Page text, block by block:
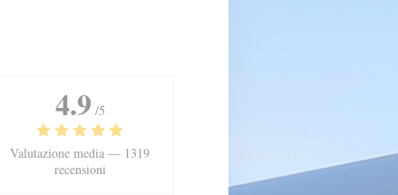
4.9 /5
Valutazione media — 1319
recensioni